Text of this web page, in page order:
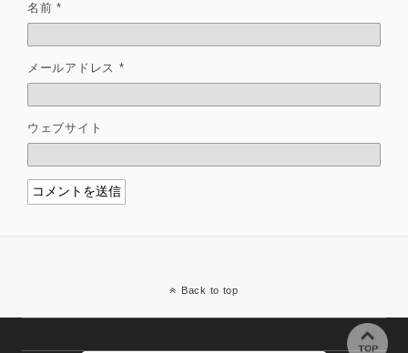
名前*
メールアドレス *
ウェブサイト
Back to top